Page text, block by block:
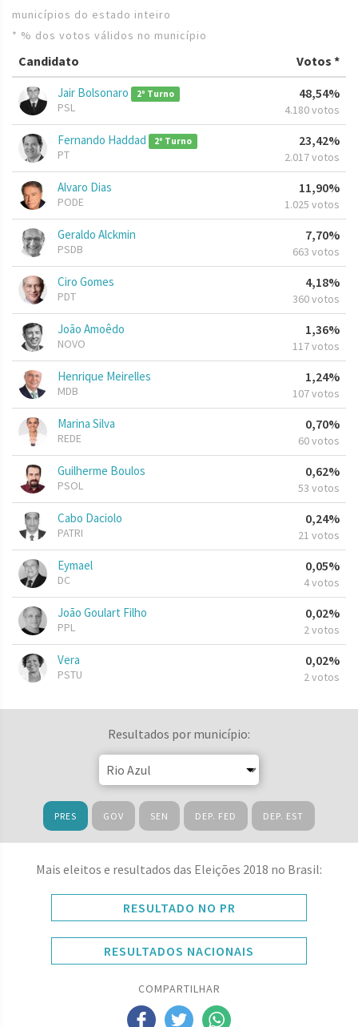
municípios do estado inteiro
* % dos votos válidos no município
Candidato Votos *
Jair Bolsonaro 2º Turno
PSL
48,54%
4.180 votos
Fernando Haddad 2º Turno
PT
23,42%
2.017 votos
Alvaro Dias
PODE
11,90%
1.025 votos
Geraldo Alckmin
PSDB
7,70%
663 votos
Ciro Gomes
PDT
4,18%
360 votos
João Amoêdo
NOVO
1,36%
117 votos
Henrique Meirelles
MDB
1,24%
107 votos
Marina Silva
REDE
0,70%
60 votos
Guilherme Boulos
PSOL
0,62%
53 votos
Cabo Daciolo
PATRI
0,24%
21 votos
Eymael
DC
0,05%
4 votos
João Goulart Filho
PPL
0,02%
2 votos
Vera
PSTU
0,02%
2 votos
Resultados por município:
PRES GOV SEN DEP. FED DEP. EST
Mais eleitos e resultados das Eleições 2018 no Brasil:
RESULTADO NO PR
RESULTADOS NACIONAIS
COMPARTILHAR